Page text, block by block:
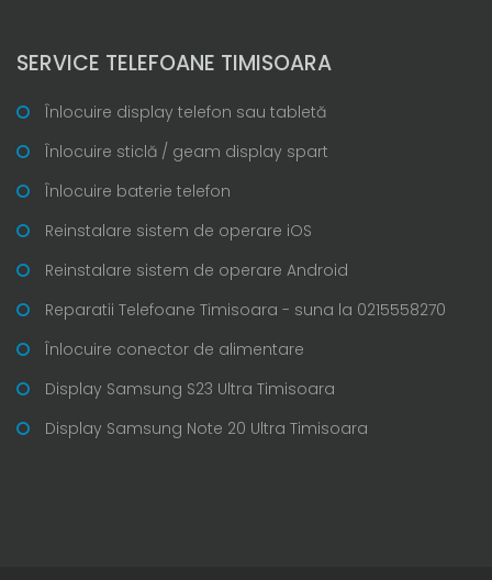
SERVICE TELEFOANE TIMISOARA
Înlocuire display telefon sau tabletă
Înlocuire sticlă / geam display spart
Înlocuire baterie telefon
Reinstalare sistem de operare iOS
Reinstalare sistem de operare Android
Reparatii Telefoane Timisoara - suna la 0215558270
Înlocuire conector de alimentare
Display Samsung S23 Ultra Timisoara
Display Samsung Note 20 Ultra Timisoara